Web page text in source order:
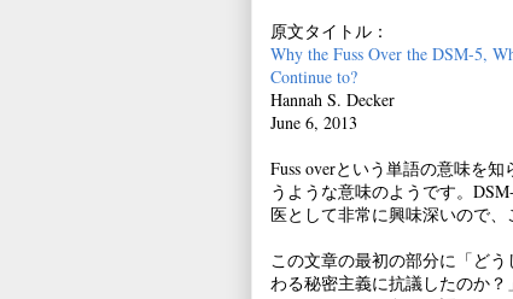
原文タイトル：
Why the Fuss Over the DSM-5,
Continue to?
Hannah S. Decker
June 6, 2013
Fuss overという単語の意味を
うような意味のようです。
医として非常に興味深いので、
この文章の最初の部分に「どう
わる秘密主義に抗議したのか？